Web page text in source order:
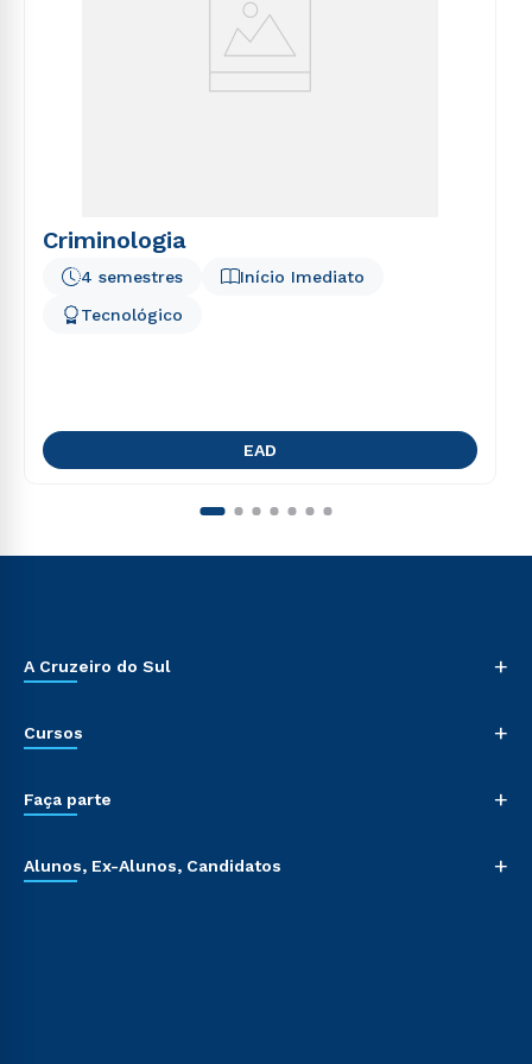
Criminologia
Início Imediato
4 semestres
Tecnológico
EAD
A Cruzeiro do Sul +
Cursos +
Faça parte +
Alunos, Ex-Alunos, Candidatos +